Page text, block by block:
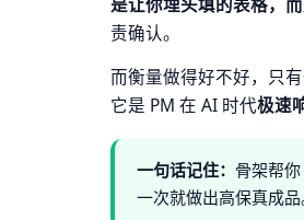
责确认。
而衡量做得好不好，只有
它是 PM 在 AI 时代极速
一句话记住： 骨架帮
一次就做出高保真成品